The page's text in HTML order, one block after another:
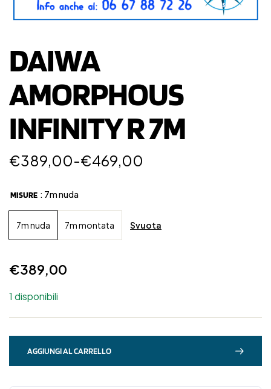
DAIWA
AMORPHOUS
INFINITY R 7M
€389,00-€469,00
MISURE : 7m nuda
7m nuda 7m montata Svuota
€389,00
1 disponibili
AGGIUNGI AL CARRELLO